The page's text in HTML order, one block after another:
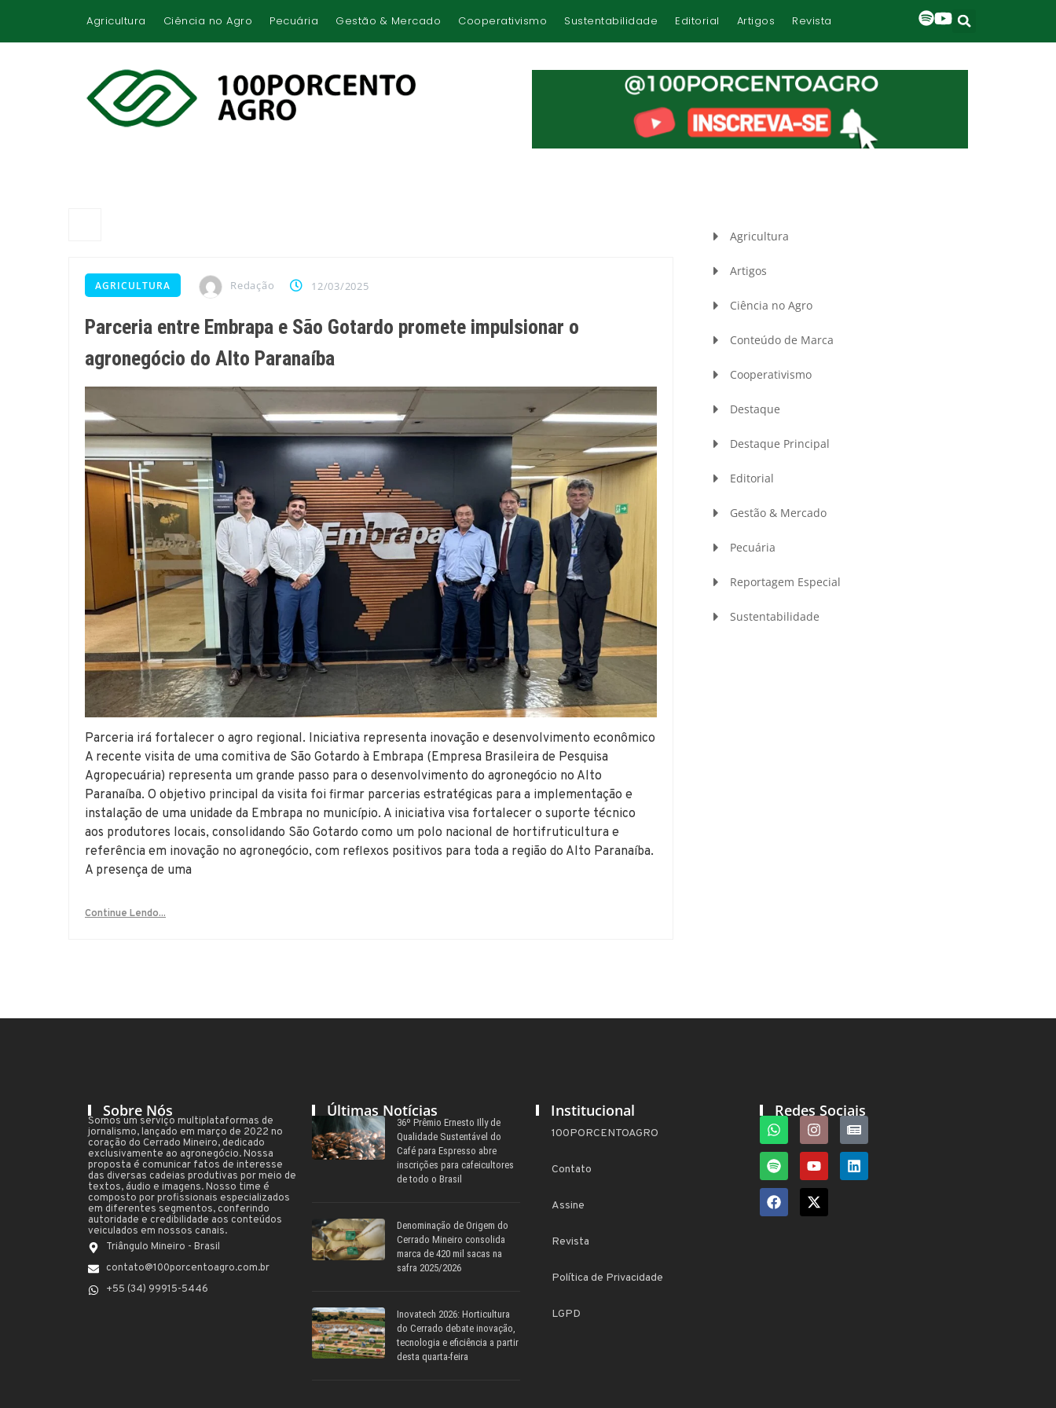
Agricultura Ciência no Agro Pecuária Gestão & Mercado Cooperativismo Sustentabilidade Editorial Artigos Revista
AGRICULTURA Redação 12/03/2025
Parceria entre Embrapa e São Gotardo promete impulsionar o
agronegócio do Alto Paranaíba
Parceria irá fortalecer o agro regional. Iniciativa representa inovação e desenvolvimento econômico
A recente visita de uma comitiva de São Gotardo à Embrapa (Empresa Brasileira de Pesquisa
Agropecuária) representa um grande passo para o desenvolvimento do agronegócio no Alto
Paranaíba. O objetivo principal da visita foi firmar parcerias estratégicas para a implementação e
instalação de uma unidade da Embrapa no município. A iniciativa visa fortalecer o suporte técnico
aos produtores locais, consolidando São Gotardo como um polo nacional de hortifruticultura e
referência em inovação no agronegócio, com reflexos positivos para toda a região do Alto Paranaíba.
A presença de uma
Continue Lendo...
Agricultura
Artigos
Ciência no Agro
Conteúdo de Marca
Cooperativismo
Destaque
Destaque Principal
Editorial
Gestão & Mercado
Pecuária
Reportagem Especial
Sustentabilidade
Sobre Nós
Somos um serviço multiplataformas de
jornalismo, lançado em março de 2022 no
coração do Cerrado Mineiro, dedicado
exclusivamente ao agronegócio. Nossa
proposta é comunicar fatos de interesse
das diversas cadeias produtivas por meio de
textos, áudio e imagens. Nosso time é
composto por profissionais especializados
em diferentes segmentos, conferindo
autoridade e credibilidade aos conteúdos
veiculados em nossos canais.
Triângulo Mineiro - Brasil
contato@100porcentoagro.com.br
+55 (34) 99915-5446
Últimas Notícias
36º Prêmio Ernesto Illy de
Qualidade Sustentável do
Café para Espresso abre
inscrições para cafeicultores
de todo o Brasil
Denominação de Origem do
Cerrado Mineiro consolida
marca de 420 mil sacas na
safra 2025/2026
Inovatech 2026: Horticultura
do Cerrado debate inovação,
tecnologia e eficiência a partir
desta quarta-feira
Institucional
100PORCENTOAGRO
Contato
Assine
Revista
Política de Privacidade
LGPD
Redes Sociais